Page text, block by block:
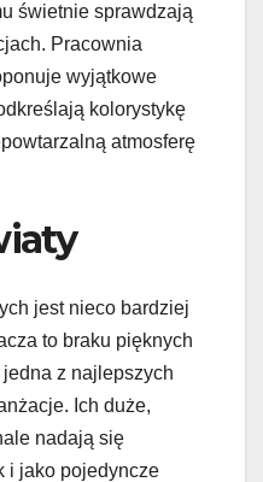
świetnie sprawdzają
Pracownia
wyjątkowe
kolorystykę
atmosferę
jest nieco bardziej
to braku pięknych
z najlepszych
Ich duże,
nadają się
i jako pojedyncze